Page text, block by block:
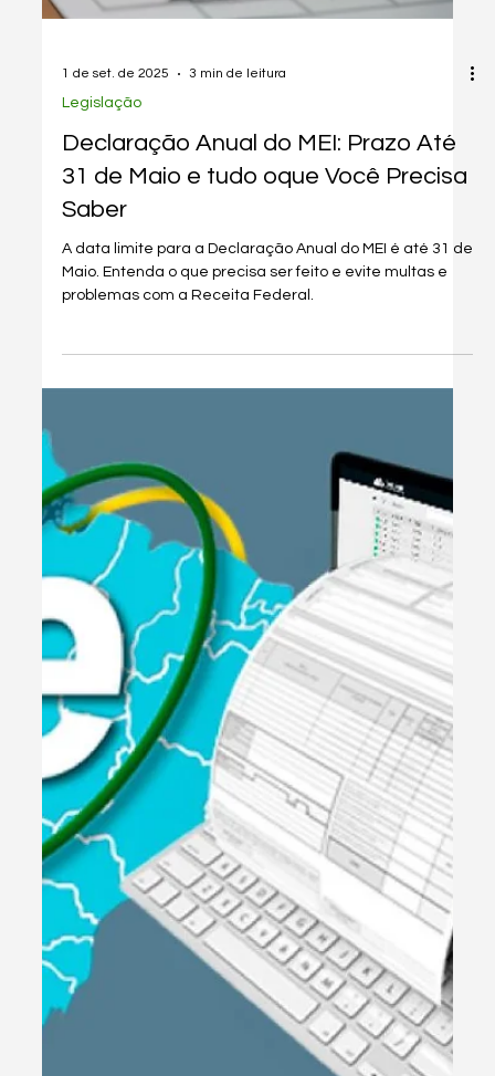
1 de set. de 2025 3 min de leitura
Legislação
Declaração Anual do MEI: Prazo Até